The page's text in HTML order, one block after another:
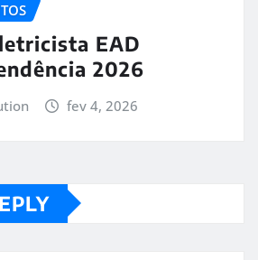
EAD
2026
fev 4, 2026